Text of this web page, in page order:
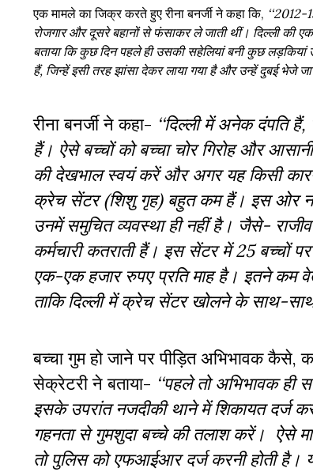
एक मामले का जिक्र करते हुए रीना बनर्जी ने कहा कि,
रोजगार और दूसरे बहानों से फंसाकर ले जाती थीं। दिल्ली
बताया कि कुछ दिन पहले ही उसकी सहेलियां बनी कुछ
हैं, जिन्हें इसी तरह झांसा देकर लाया गया है और उन्हें दुबई भेजे
रीना बनर्जी ने कहा- ‘‘दिल्ली में अनेक दंपति
हैं। ऐसे बच्चों को बच्चा चोर गिरोह और
की देखभाल स्वयं करें और अगर यह किसी
क्रेच सेंटर (शिशु गृह) बहुत कम हैं। इस ओर न
उनमें समुचित व्यवस्था ही नहीं है। जैसे-
कर्मचारी कतराती हैं। इस सेंटर में 25 बच्चों
एक-एक हजार रुपए प्रति माह है। इतने कम
ताकि दिल्ली में क्रेच सेंटर खोलने के साथ-
बच्चा गुम हो जाने पर पीड़ित अभिभावक
सेक्रेटरी ने बताया- ‘‘पहले तो अभिभावक
इसके उपरांत नजदीकी थाने में शिकायत दर्ज
गहनता से गुमशुदा बच्चे की तलाश करें। ऐसे
तो पुलिस को एफआईआर दर्ज करनी होती है।